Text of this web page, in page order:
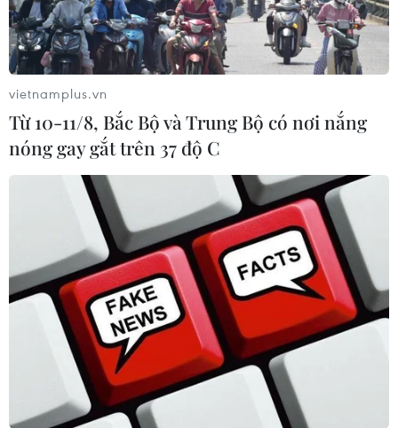
Dừng tiếp nhận máy bay đi, đến ba sân
bay miền Bắc do bão số 1
17/07/2023 11:56
Do ảnh hưởng của bão số 1, Cục Hàng không Việt Nam
yêu cầu Cảng vụ hàng không miền Bắc căn cứ vào
chức năng, nhiệm vụ triển khai các thủ tục dừng tiếp
nhận máy bay đi/đến 3 sân bay trong ngày 18/7.
vietnamplus.vn
Từ 10-11/8, Bắc Bộ và Trung Bộ có nơi nắng
nóng gay gắt trên 37 độ C